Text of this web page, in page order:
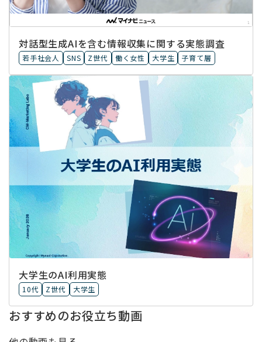
対話型生成AIを含む情報収集に​関する実態調査
若手社会人 SNS Z世代 働く女性 大学生 子育て層
大学生のAI利用実態
10代 Z世代 大学生
おすすめのお役立ち動画